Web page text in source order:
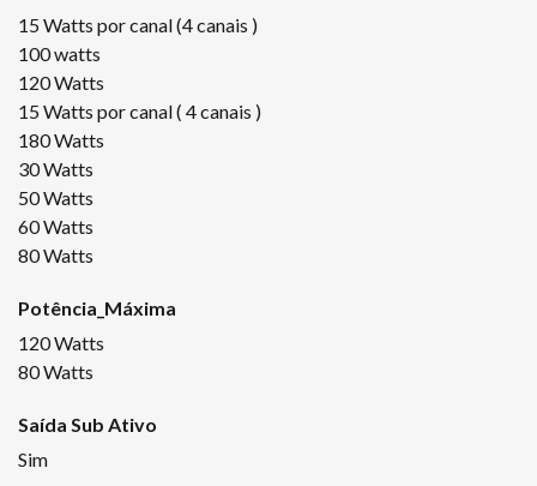
15 Watts por canal (4 canais )
100 watts
120 Watts
15 Watts por canal ( 4 canais )
180 Watts
30 Watts
50 Watts
60 Watts
80 Watts
Potência_Máxima
120 Watts
80 Watts
Saída Sub Ativo
Sim